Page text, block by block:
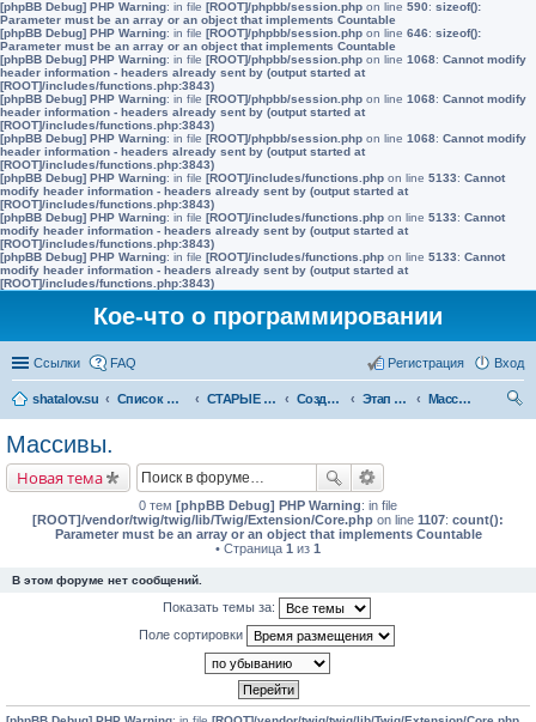
[phpBB Debug] PHP Warning: in file [ROOT]/phpbb/session.php on line 590: sizeof():
Parameter must be an array or an object that implements Countable
[phpBB Debug] PHP Warning: in file [ROOT]/phpbb/session.php on line 646: sizeof():
Parameter must be an array or an object that implements Countable
[phpBB Debug] PHP Warning: in file [ROOT]/phpbb/session.php on line 1068: Cannot modify
header information - headers already sent by (output started at
[ROOT]/includes/functions.php:3843)
[phpBB Debug] PHP Warning: in file [ROOT]/phpbb/session.php on line 1068: Cannot modify
header information - headers already sent by (output started at
[ROOT]/includes/functions.php:3843)
[phpBB Debug] PHP Warning: in file [ROOT]/phpbb/session.php on line 1068: Cannot modify
header information - headers already sent by (output started at
[ROOT]/includes/functions.php:3843)
[phpBB Debug] PHP Warning: in file [ROOT]/includes/functions.php on line 5133: Cannot
modify header information - headers already sent by (output started at
[ROOT]/includes/functions.php:3843)
[phpBB Debug] PHP Warning: in file [ROOT]/includes/functions.php on line 5133: Cannot
modify header information - headers already sent by (output started at
[ROOT]/includes/functions.php:3843)
[phpBB Debug] PHP Warning: in file [ROOT]/includes/functions.php on line 5133: Cannot
modify header information - headers already sent by (output started at
[ROOT]/includes/functions.php:3843)
Кое-что о программировании
Ссылки FAQ Вход
Регистрация
shatalov.su Список форумов СТАРЫЕ УРОКИ Создание игр шаг за шагом Этап первый. Изучение языка программирования C++
Массивы.
Массивы.
Новая тема
0 тем [phpBB Debug] PHP Warning: in file
[ROOT]/vendor/twig/twig/lib/Twig/Extension/Core.php on line 1107: count():
Parameter must be an array or an object that implements Countable
• Страница 1 из 1
В этом форуме нет сообщений.
Показать темы за:
Поле сортировки